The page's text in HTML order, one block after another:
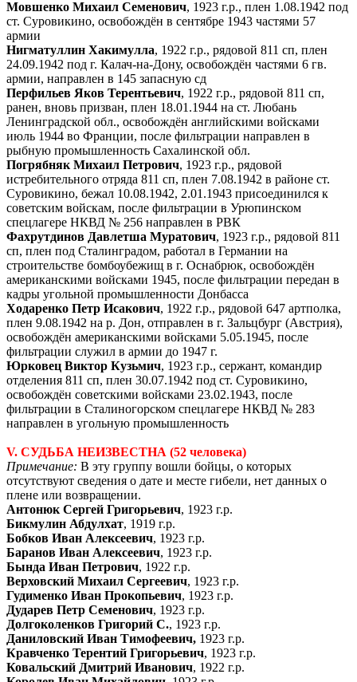
Мовшенко Михаил Семенович, 1923 г.р., плен 1.08.1942 под
ст. Суровикино, освобождён в сентябре 1943 частями 57
армии
Нигматуллин Хакимулла, 1922 г.р., рядовой 811 сп, плен
24.09.1942 под г. Калач-на-Дону, освобождён частями 6 гв.
армии, направлен в 145 запасную сд
Перфильев Яков Терентьевич, 1922 г.р., рядовой 811 сп,
ранен, вновь призван, плен 18.01.1944 на ст. Любань
Ленинградской обл., освобождён английскими войсками
июль 1944 во Франции, после фильтрации направлен в
рыбную промышленность Сахалинской обл.
Погрябняк Михаил Петрович, 1923 г.р., рядовой
истребительного отряда 811 сп, плен 7.08.1942 в районе ст.
Суровикино, бежал 10.08.1942, 2.01.1943 присоединился к
советским войскам, после фильтрации в Урюпинском
спецлагере НКВД № 256 направлен в РВК
Фахрутдинов Давлетша Муратович, 1923 г.р., рядовой 811
сп, плен под Сталинградом, работал в Германии на
строительстве бомбоубежищ в г. Оснабрюк, освобождён
американскими войсками 1945, после фильтрации передан в
кадры угольной промышленности Донбасса
Ходаренко Петр Исакович, 1922 г.р., рядовой 647 артполка,
плен 9.08.1942 на р. Дон, отправлен в г. Зальцбург (Австрия),
освобождён американскими войсками 5.05.1945, после
фильтрации служил в армии до 1947 г.
Юрковец Виктор Кузьмич, 1923 г.р., сержант, командир
отделения 811 сп, плен 30.07.1942 под ст. Суровикино,
освобождён советскими войсками 23.02.1943, после
фильтрации в Сталиногорском спецлагере НКВД № 283
направлен в угольную промышленность
V. СУДЬБА НЕИЗВЕСТНА (52 человека)
Примечание: В эту группу вошли бойцы, о которых
отсутствуют сведения о дате и месте гибели, нет данных о
плене или возвращении.
Антонюк Сергей Григорьевич, 1923 г.р.
Бикмулин Абдулхат, 1919 г.р.
Бобков Иван Алексеевич, 1923 г.р.
Баранов Иван Алексеевич, 1923 г.р.
Бында Иван Петрович, 1922 г.р.
Верховский Михаил Сергеевич, 1923 г.р.
Гудименко Иван Прокопьевич, 1923 г.р.
Дударев Петр Семенович, 1923 г.р.
Долгоколенков Григорий С., 1923 г.р.
Даниловский Иван Тимофеевич, 1923 г.р.
Кравченко Терентий Григорьевич, 1923 г.р.
Ковальский Дмитрий Иванович, 1922 г.р.